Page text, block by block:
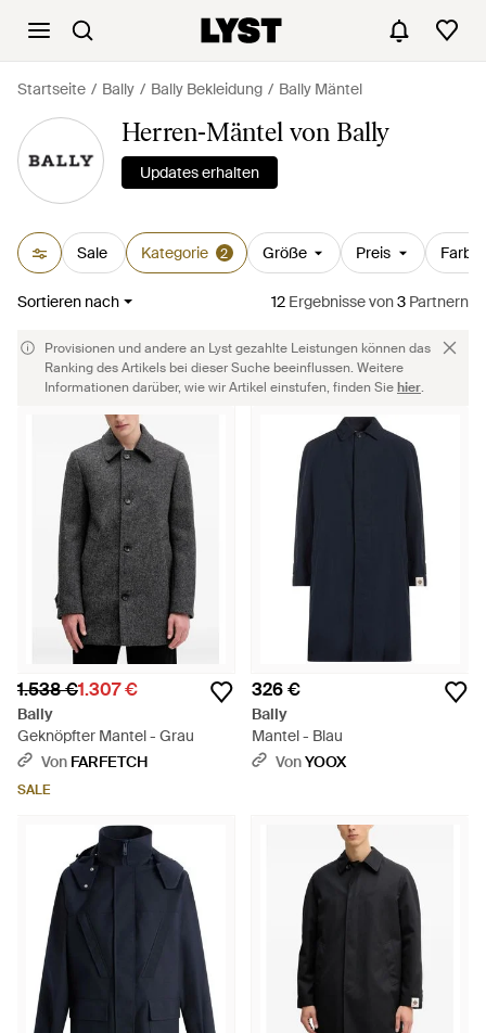
Startseite Bally Bally Bekleidung Bally Mäntel
Herren-Mäntel von Bally
Updates erhalten
Sale Kategorie 2 Größe Preis Farbe
Sortieren nach 12 Ergebnissevon3 Partnern
Provisionen und andere an Lyst gezahlte Leistungen können das
Ranking des Artikels bei dieser Suche beeinflussen. Weitere
Informationen darüber, wie wir Artikel einstufen, finden Siehier.
1.538 €1.307 €
Bally
Geknöpfter Mantel - Grau
Von FARFETCH
SALE
326 €
Bally
Mantel - Blau
VonYOOX